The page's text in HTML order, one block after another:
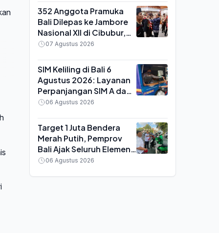
352 Anggota Pramuka
Bali Dilepas ke Jambore
Nasional XII di Cibubur,
Bawa Misi Lingkungan
07 Agustus 2026
SIM Keliling di Bali 6
Agustus 2026: Layanan
Perpanjangan SIM A dan
C Hadir di Badung dan
dan Biayanya
06 Agustus 2026
Target 1 Juta Bendera
Merah Putih, Pemprov
Bali Ajak Seluruh Elemen
Masyarakat Pasang
06 Agustus 2026